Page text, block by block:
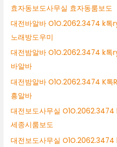
효자동보도사무실 효자동룸보도
대전바알바 O1O.2062.3474 k
노래방도우미
대전밤알바 O1O.2062.3474 k
바알바
대전밤알바 O1O.2062.3474 K톡
흥알바
대전보도사무실
세종시룸보도
대전보도사무실